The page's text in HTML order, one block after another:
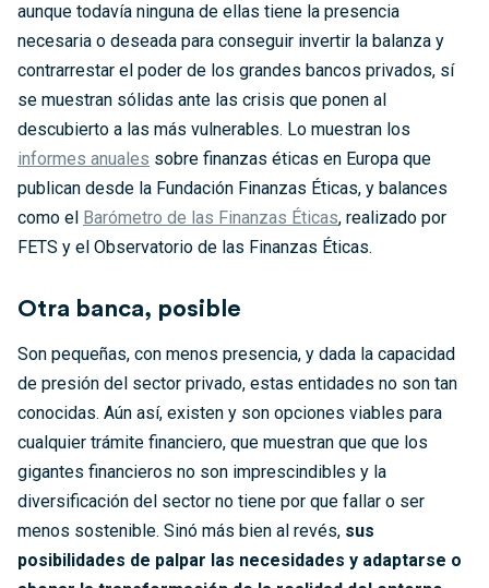
aunque todavía ninguna de ellas tiene la presencia
necesaria o deseada para conseguir invertir la balanza y
contrarrestar el poder de los grandes bancos privados, sí
se muestran sólidas ante las crisis que ponen al
descubierto a las más vulnerables. Lo muestran los
informes anuales sobre finanzas éticas en Europa que
publican desde la Fundación Finanzas Éticas, y balances
como el Barómetro de las Finanzas Éticas, realizado por
FETS y el Observatorio de las Finanzas Éticas.
Otra banca, posible
Son pequeñas, con menos presencia, y dada la capacidad
de presión del sector privado, estas entidades no son tan
conocidas. Aún así, existen y son opciones viables para
cualquier trámite financiero, que muestran que que los
gigantes financieros no son imprescindibles y la
diversificación del sector no tiene por que fallar o ser
menos sostenible. Sinó más bien al revés, sus
posibilidades de palpar las necesidades y adaptarse o